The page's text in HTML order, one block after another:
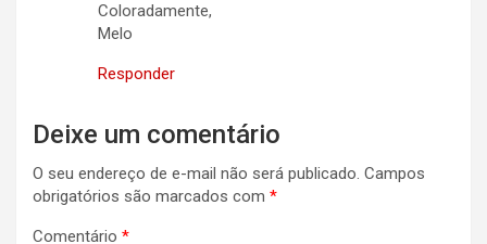
Coloradamente,
Melo
Responder
Deixe um comentário
O seu endereço de e-mail não será publicado. Campos
obrigatórios são marcados com *
Comentário *